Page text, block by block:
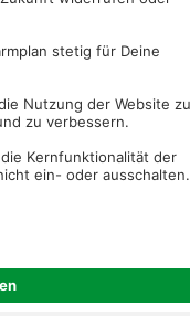
starten
& Hilfe